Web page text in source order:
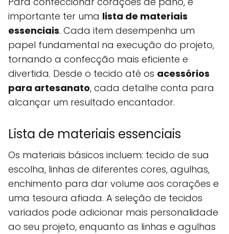
importante ter uma lista de materiais
essenciais. Cada item desempenha um
papel fundamental na execução do projeto,
tornando a confecção mais eficiente e
divertida. Desde o tecido até os acessórios
para artesanato, cada detalhe conta para
alcançar um resultado encantador.
Lista de materiais essenciais
Os materiais básicos incluem: tecido de sua
escolha, linhas de diferentes cores, agulhas,
enchimento para dar volume aos corações e
uma tesoura afiada. A seleção de tecidos
variados pode adicionar mais personalidade
ao seu projeto, enquanto as linhas e agulhas